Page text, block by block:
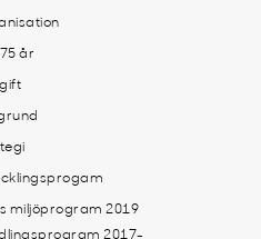
år
miljöprogram 2019
2017-